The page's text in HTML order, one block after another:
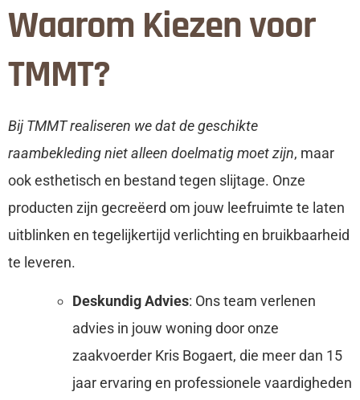
Waarom Kiezen voor
TMMT?
Bij TMMT realiseren we dat de geschikte
raambekleding niet alleen doelmatig moet zijn, maar
ook esthetisch en bestand tegen slijtage. Onze
producten zijn gecreëerd om jouw leefruimte te laten
uitblinken en tegelijkertijd verlichting en bruikbaarheid
te leveren.
Deskundig Advies: Ons team verlenen
advies in jouw woning door onze
zaakvoerder Kris Bogaert, die meer dan 15
jaar ervaring en professionele vaardigheden